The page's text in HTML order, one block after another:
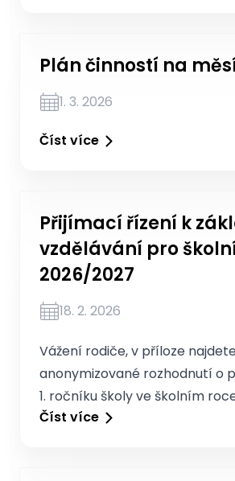
Plán činností na
1. 3. 2026
Číst více
Přijímací řízení k
vzdělávání pro
2026/2027
18. 2. 2026
Vážení rodiče, v příloze
anonymizované rozhodnutí o
1. ročníku školy ve školním
Číst více